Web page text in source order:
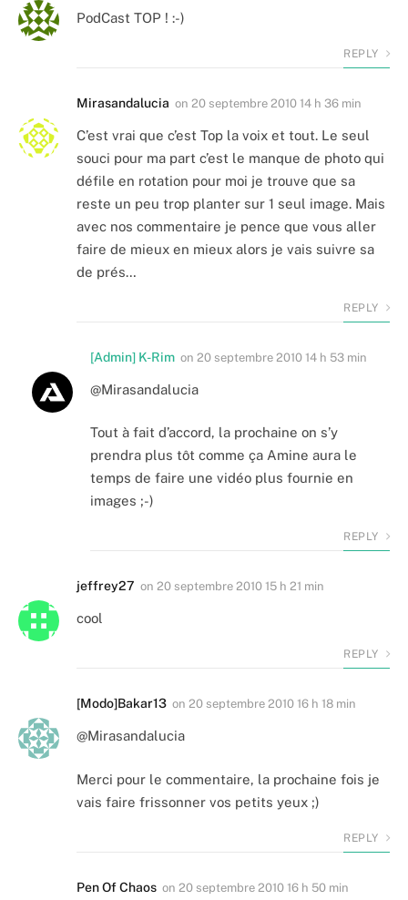
PodCast TOP ! :-)
REPLY
Mirasandalucia on 20 septembre 2010 14 h 36 min
C’est vrai que c’est Top la voix et tout. Le seul
souci pour ma part c’est le manque de photo qui
défile en rotation pour moi je trouve que sa
reste un peu trop planter sur 1 seul image. Mais
avec nos commentaire je pence que vous aller
faire de mieux en mieux alors je vais suivre sa
de prés…
REPLY
[Admin] K-Rim on 20 septembre 2010 14 h 53 min
@Mirasandalucia
Tout à fait d’accord, la prochaine on s’y
prendra plus tôt comme ça Amine aura le
temps de faire une vidéo plus fournie en
images ;-)
REPLY
jeffrey27 on 20 septembre 2010 15 h 21 min
cool
REPLY
[Modo]Bakar13 on 20 septembre 2010 16 h 18 min
@Mirasandalucia
Merci pour le commentaire, la prochaine fois je
vais faire frissonner vos petits yeux ;)
REPLY
Pen Of Chaos on 20 septembre 2010 16 h 50 min